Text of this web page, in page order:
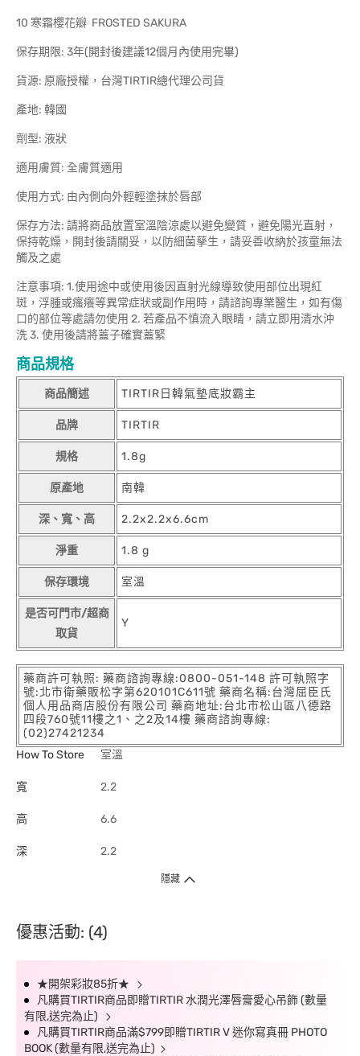
10 寒霜櫻花瓣 FROSTED SAKURA
保存期限: 3年(開封後建議12個月內使用完畢)
貨源: 原廠授權，台灣TIRTIR總代理公司貨
產地: 韓國
劑型: 液狀
適用膚質: 全膚質適用
使用方式: 由內側向外輕輕塗抹於唇部
保存方法: 請將商品放置室溫陰涼處以避免變質，避免陽光直射，
保持乾燥，開封後請關妥，以防細菌孳生，請妥善收納於孩童無法
觸及之處
注意事項: 1.使用途中或使用後因直射光線導致使用部位出現紅
斑，浮腫或瘙癢等異常症狀或副作用時，請諮詢專業醫生，如有傷
口的部位等處請勿使用 2. 若產品不慎流入眼睛，請立即用清水沖
洗 3. 使用後請將蓋子確實蓋緊
商品規格
商品簡述 TIRTIR日韓氣墊底妝霸主
品牌 TIRTIR
規格 1.8g
原產地 南韓
深、寬、高 2.2x2.2x6.6cm
淨重 1.8 g
保存環境 室溫
是否可門市/超商
取貨
Y
藥商許可執照: 藥商諮詢專線:0800-051-148 許可執照字
號:北市衛藥販松字第620101C611號 藥商名稱:台灣屈臣氏
個人用品商店股份有限公司 藥商地址:台北市松山區八德路
四段760號11樓之1、之2及14樓 藥商諮詢專線:
(02)27421234
How To Store
室溫
寬 2.2
高 6.6
深 2.2
隱藏
優惠活動: (4)
★開架彩妝85折★
凡購買TIRTIR商品即贈TIRTIR 水潤光澤唇膏愛心吊飾 (數量
有限,送完為止)
凡購買TIRTIR商品滿$799即贈TIRTIR V 迷你寫真冊 PHOTO
BOOK (數量有限,送完為止)